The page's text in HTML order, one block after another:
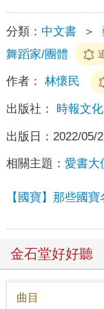
分類： 中文書 ＞
舞蹈家/團體
作者： 林懷民
出版社： 時報文化
出版日： 2022/05/
相關主題： 愛書大
【國寶】那些國寶
金石堂好好聽
曲目